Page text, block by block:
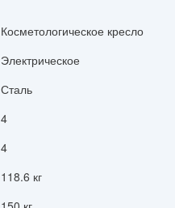
Косметологическое кресло
Электрическое
Сталь
4
4
118.6 кг